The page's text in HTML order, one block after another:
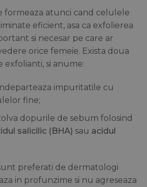
formeaza atunci cand celulele
eficient, asa ca exfolierea
si necesar pe care ar
orice femeie. Exista doua
si anume:
impuritatile cu
fine;
dopurile de sebum folosind
salicilic (BHA) sau acidul
preferati de dermatologi
in profunzime si nu agreseaza